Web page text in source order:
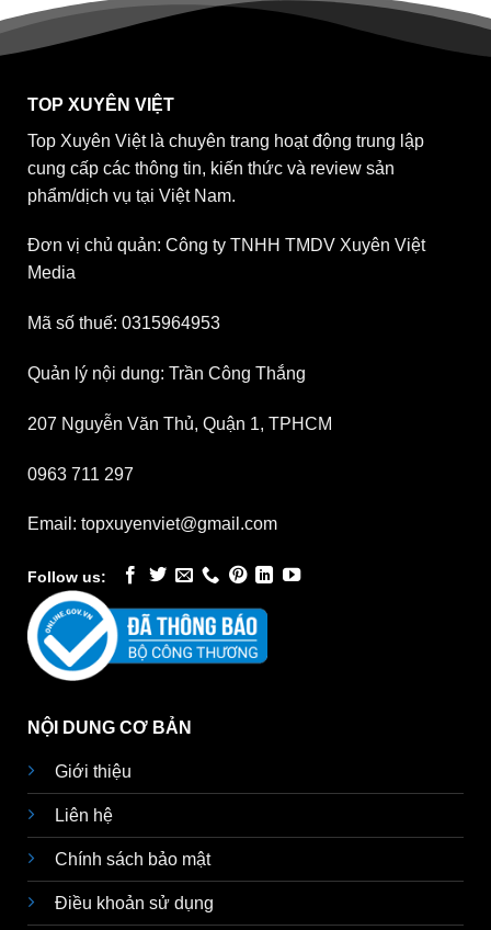
TOP XUYÊN VIỆT
Top Xuyên Việt là chuyên trang hoạt động trung lập
cung cấp các thông tin, kiến thức và review sản
phẩm/dịch vụ tại Việt Nam.
Đơn vị chủ quản: Công ty TNHH TMDV Xuyên Việt
Media
Mã số thuế: 0315964953
Quản lý nội dung: Trần Công Thắng
207 Nguyễn Văn Thủ, Quận 1, TPHCM
0963 711 297
Email: topxuyenviet@gmail.com
Follow us:
NỘI DUNG CƠ BẢN
Giới thiệu
Liên hệ
Chính sách bảo mật
Điều khoản sử dụng